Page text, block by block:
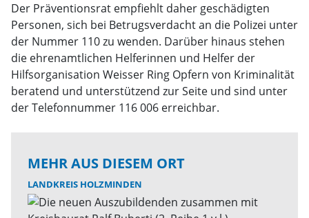
Der Präventionsrat empfiehlt daher geschädigten
Personen, sich bei Betrugsverdacht an die Polizei unter
der Nummer 110 zu wenden. Darüber hinaus stehen
die ehrenamtlichen Helferinnen und Helfer der
Hilfsorganisation Weisser Ring Opfern von Kriminalität
beratend und unterstützend zur Seite und sind unter
der Telefonnummer 116 006 erreichbar.
MEHR AUS DIESEM ORT
LANDKREIS HOLZMINDEN